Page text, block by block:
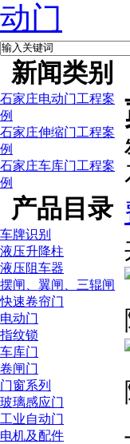
动门
新闻类别
石家庄电动门工程案
例
石家庄伸缩门工程案
例
石家庄车库门工程案
例
产品目录
车牌识别
液压升降柱
液压阻车器
摆闸、翼闸、三辊闸
快速卷帘门
电动门
指纹锁
车库门
卷闸门
门窗系列
玻璃感应门
工业自动门
电机及配件